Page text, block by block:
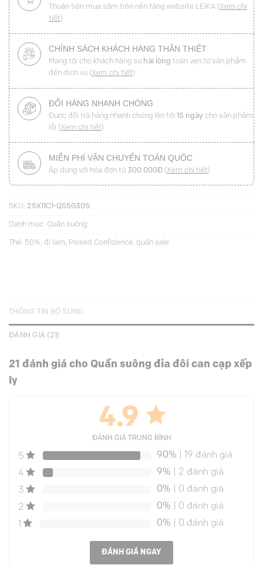
Thuận tiện mua sắm trên nền tảng website LEIKA (Xem chi
tiết)
CHÍNH SÁCH KHÁCH HÀNG THÂN THIẾT
Mang tới cho khách hàng sự hài lòng toàn vẹn từ sản phẩm
đến dịch vụ (Xem chi tiết)
ĐỔI HÀNG NHANH CHÓNG
Được đổi trả hàng nhanh chóng lên tới 15 ngày cho sản phẩm
lỗi (Xem chi tiết)
MIỄN PHÍ VẬN CHUYỂN TOÀN QUỐC
Áp dụng với hóa đơn từ 300.000Đ(Xem chi tiết)
SKU: 25X11C1-QS5030S
Danh mục: Quần suông
Thẻ: 50%, đi làm, Poised Confidence, quần sale
THÔNG TIN BỔ SUNG
ĐÁNH GIÁ (21)
21 đánh giá cho Quần suông đỉa đôi can cạp xếp
ly
4.9
ĐÁNH GIÁ TRUNG BÌNH
5 90% | 19 đánh giá
4
9% | 2 đánh giá
3
0% | 0 đánh giá
2
0% | 0 đánh giá
0% | 0 đánh giá
ĐÁNH GIÁ NGAY